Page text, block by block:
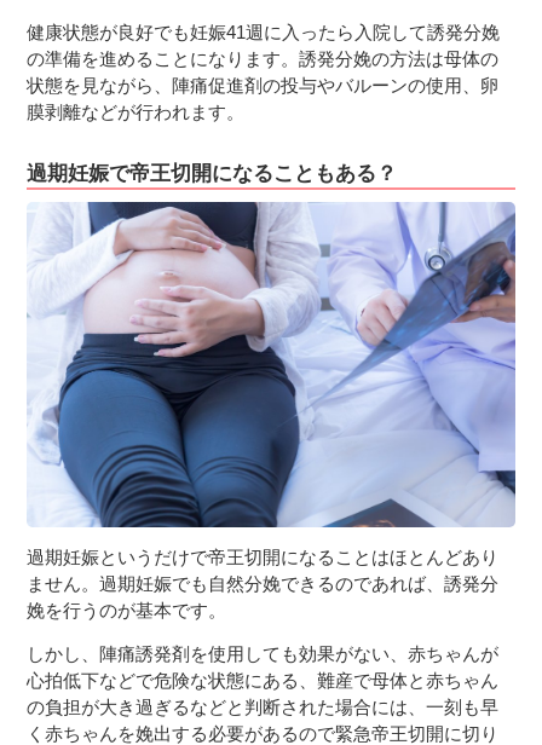
健康状態が良好でも妊娠41週に入ったら入院して誘発分娩
の準備を進めることになります。誘発分娩の方法は母体の
状態を見ながら、陣痛促進剤の投与やバルーンの使用、卵
膜剥離などが行われます。
過期妊娠で帝王切開になることもある？
過期妊娠というだけで帝王切開になることはほとんどあり
ません。過期妊娠でも自然分娩できるのであれば、誘発分
娩を行うのが基本です。
しかし、陣痛誘発剤を使用しても効果がない、赤ちゃんが
心拍低下などで危険な状態にある、難産で母体と赤ちゃん
の負担が大き過ぎるなどと判断された場合には、一刻も早
く赤ちゃんを娩出する必要があるので緊急帝王切開に切り